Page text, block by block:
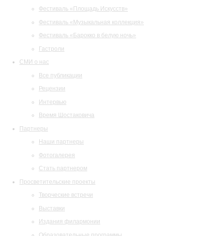
Фестиваль «Площадь Искусств»
Фестиваль «Музыкальная коллекция»
Фестиваль «Барокко в белую ночь»
Гастроли
СМИ о нас
Все публикации
Рецензии
Интервью
Время Шостаковича
Партнеры
Наши партнеры
Фотогалерея
Стать партнером
Просветительские проекты
Творческие встречи
Выставки
Издания филармонии